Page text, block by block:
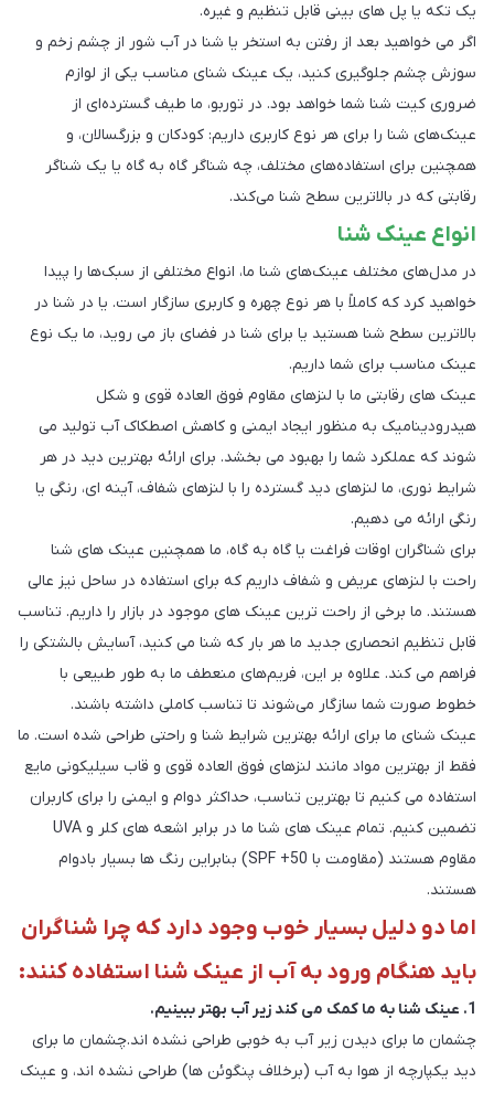
یک تکه یا پل های بینی قابل تنظیم و غیره.
اگر می خواهید بعد از رفتن به استخر یا شنا در آب شور از چشم زخم و
سوزش چشم جلوگیری کنید، یک عینک شنای مناسب یکی از لوازم
ضروری کیت شنا شما خواهد بود. در توربو، ما طیف گسترده‌ای از
عینک‌های شنا را برای هر نوع کاربری داریم: کودکان و بزرگسالان، و
همچنین برای استفاده‌های مختلف، چه شناگر گاه به گاه یا یک شناگر
رقابتی که در بالاترین سطح شنا می‌کند.
انواع عینک شنا
در مدل‌های مختلف عینک‌های شنا ما، انواع مختلفی از سبک‌ها را پیدا
خواهید کرد که کاملاً با هر نوع چهره و کاربری سازگار است. یا در شنا در
بالاترین سطح شنا هستید یا برای شنا در فضای باز می روید، ما یک نوع
عینک مناسب برای شما داریم.
عینک های رقابتی ما با لنزهای مقاوم فوق العاده قوی و شکل
هیدرودینامیک به منظور ایجاد ایمنی و کاهش اصطکاک آب تولید می
شوند که عملکرد شما را بهبود می بخشد. برای ارائه بهترین دید در هر
شرایط نوری، ما لنزهای دید گسترده را با لنزهای شفاف، آینه ای، رنگی یا
رنگی ارائه می دهیم.
برای شناگران اوقات فراغت یا گاه به گاه، ما همچنین عینک های شنا
راحت با لنزهای عریض و شفاف داریم که برای استفاده در ساحل نیز عالی
هستند. ما برخی از راحت ترین عینک های موجود در بازار را داریم. تناسب
قابل تنظیم انحصاری جدید ما هر بار که شنا می کنید، آسایش بالشتکی را
فراهم می کند. علاوه بر این، فریم‌های منعطف ما به طور طبیعی با
خطوط صورت شما سازگار می‌شوند تا تناسب کاملی داشته باشند.
عینک شنای ما برای ارائه بهترین شرایط شنا و راحتی طراحی شده است. ما
فقط از بهترین مواد مانند لنزهای فوق العاده قوی و قاب سیلیکونی مایع
استفاده می کنیم تا بهترین تناسب، حداکثر دوام و ایمنی را برای کاربران
تضمین کنیم. تمام عینک های شنا ما در برابر اشعه های کلر و UVA
مقاوم هستند (مقاومت با SPF +50) بنابراین رنگ ها بسیار بادوام
هستند.
اما دو دلیل بسیار خوب وجود دارد که چرا شناگران
باید هنگام ورود به آب از عینک شنا استفاده کنند:
1. عینک شنا به ما کمک می کند زیر آب بهتر ببینیم.
چشمان ما برای دیدن زیر آب به خوبی طراحی نشده اند.چشمان ما برای
دید یکپارچه از هوا به آب (برخلاف پنگوئن ها) طراحی نشده اند، و عینک